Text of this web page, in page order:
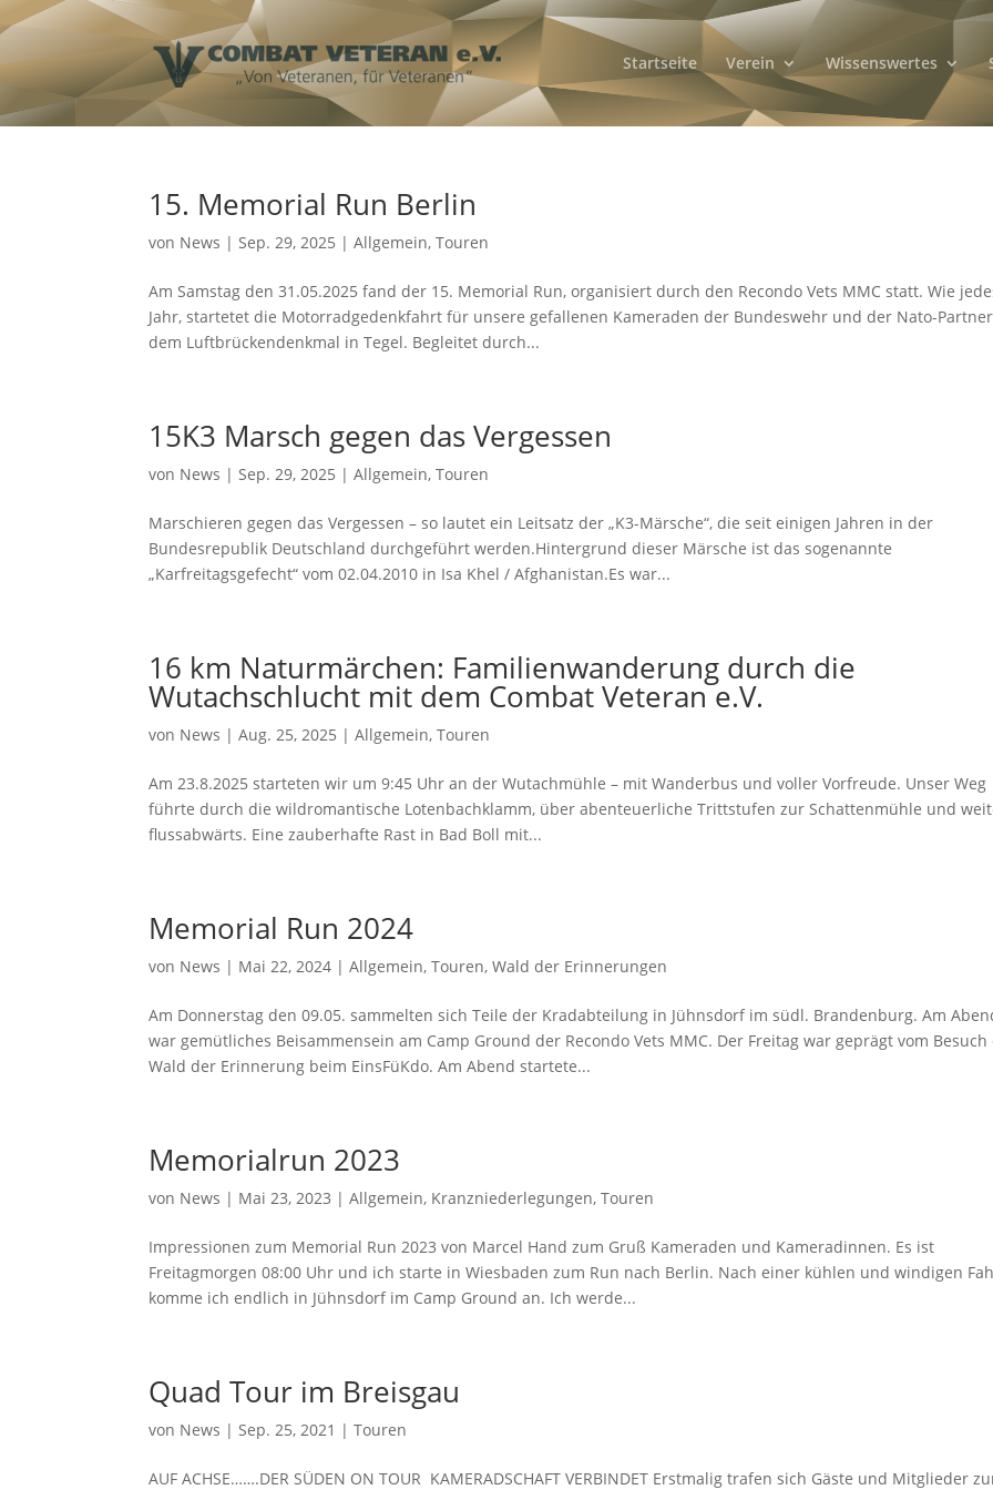
Startseite Verein Wissenswertes
15. Memorial Run Berlin
von News |Sep. 29, 2025 |Allgemein,Touren
Am Samstag den 31.05.2025 fand der 15. Memorial Run, organisiert durch den Recondo Vets MMC statt. Wie
Jahr, startetet die Motorradgedenkfahrt für unsere gefallenen Kameraden der Bundeswehr und der Nato-
dem Luftbrückendenkmal in Tegel. Begleitet durch...
15K3 Marsch gegen das Vergessen
von News |Sep. 29, 2025 |Allgemein,Touren
Marschieren gegen das Vergessen – so lautet ein Leitsatz der „K3-Märsche“, die seit einigen Jahren in der
Bundesrepublik Deutschland durchgeführt werden.Hintergrund dieser Märsche ist das sogenannte
„Karfreitagsgefecht“ vom 02.04.2010 in Isa Khel / Afghanistan.Es war...
16 km Naturmärchen: Familienwanderung durch die
Wutachschlucht mit dem Combat Veteran e.V.
von News |Aug. 25, 2025 |Allgemein,Touren
Am 23.8.2025 starteten wir um 9:45 Uhr an der Wutachmühle – mit Wanderbus und voller Vorfreude. Unser Weg
führte durch die wildromantische Lotenbachklamm, über abenteuerliche Trittstufen zur Schattenmühle und
flussabwärts. Eine zauberhafte Rast in Bad Boll mit...
Memorial Run 2024
von News | Mai 22, 2024 |Allgemein,Touren,Wald der Erinnerungen
Am Donnerstag den 09.05. sammelten sich Teile der Kradabteilung in Jühnsdorf im südl. Brandenburg. Am
war gemütliches Beisammensein am Camp Ground der Recondo Vets MMC. Der Freitag war geprägt vom Besuch
Wald der Erinnerung beim EinsFüKdo. Am Abend startete...
Memorialrun 2023
von News | Mai 23, 2023 |Allgemein, Kranzniederlegungen,Touren
Impressionen zum Memorial Run 2023 von Marcel Hand zum Gruß Kameraden und Kameradinnen. Es ist
Freitagmorgen 08:00 Uhr und ich starte in Wiesbaden zum Run nach Berlin. Nach einer kühlen und windigen
komme ich endlich in Jühnsdorf im Camp Ground an. Ich werde...
Quad Tour im Breisgau
von News |Sep. 25, 2021 |Touren
AUF ACHSE…….DER SÜDEN ON TOUR KAMERADSCHAFT VERBINDET Erstmalig trafen sich Gäste und Mitglieder